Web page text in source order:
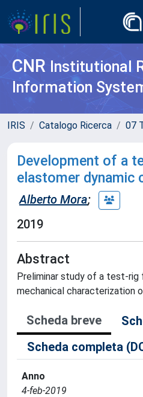
CNR Institutional
Information
IRIS Catalogo Ricerca 07
Development of a
elastomer dynamic
Alberto Mora;
2019
Abstract
Preliminar study of a test-rig
mechanical characterization
Scheda breve
Scheda completa
Anno
4-feb-2019